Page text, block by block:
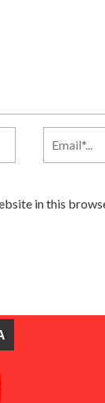
in this